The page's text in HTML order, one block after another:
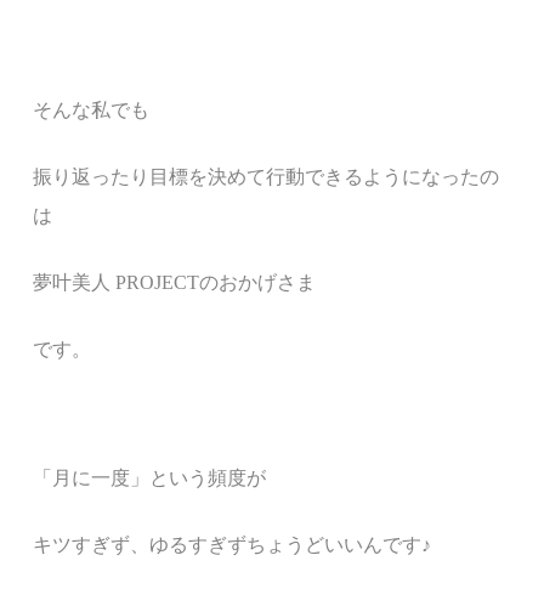
そんな私でも
振り返ったり目標を決めて行動できるようになったの
は
夢叶美人 PROJECTのおかげさま
です。
「月に一度」という頻度が
キツすぎず、ゆるすぎずちょうどいいんです♪